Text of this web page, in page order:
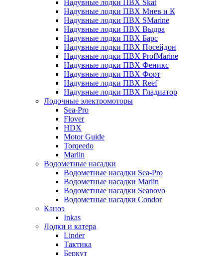
Надувные лодки ПВХ Skat
Надувные лодки ПВХ Мнев и К
Надувные лодки ПВХ SMarine
Надувные лодки ПВХ Выдра
Надувные лодки ПВХ Барс
Надувные лодки ПВХ Посейдон
Надувные лодки ПВХ ProfMarine
Надувные лодки ПВХ Феникс
Надувные лодки ПВХ Форт
Надувные лодки ПВХ Reef
Надувные лодки ПВХ Гладиатор
Лодочные электромоторы
Sea-Pro
Flover
HDX
Motor Guide
Torqeedo
Marlin
Водометные насадки
Водометные насадки Sea-Pro
Водометные насадки Marlin
Водометные насадки Seanovo
Водометные насадки Condor
Каноэ
Inkas
Лодки и катера
Linder
Тактика
Беркут